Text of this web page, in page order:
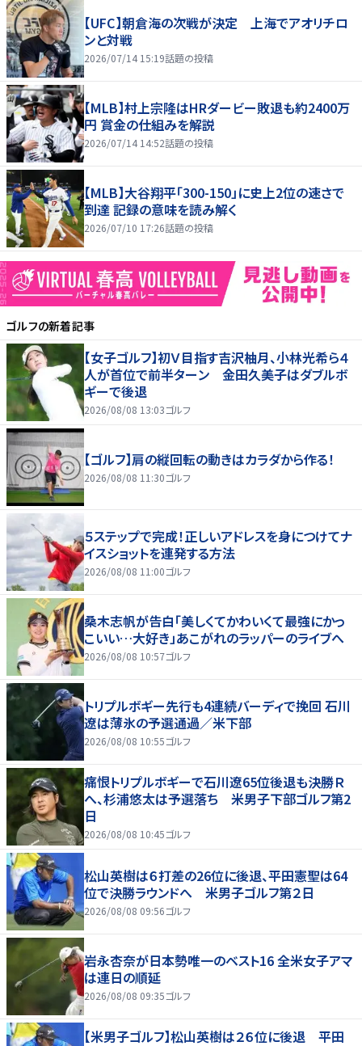
【UFC】朝倉海の次戦が決定 上海でアオリチロ
ンと対戦
2026/07/14 15:19話題の投稿
【MLB】村上宗隆はHRダービー敗退も約2400万
円 賞金の仕組みを解説
2026/07/14 14:52話題の投稿
【MLB】大谷翔平「300-150」に史上2位の速さで
到達 記録の意味を読み解く
2026/07/10 17:26話題の投稿
ゴルフの新着記事
【女子ゴルフ】初Ｖ目指す吉沢柚月、小林光希ら４
人が首位で前半ターン 金田久美子はダブルボ
ギーで後退
2026/08/08 13:03ゴルフ
【ゴルフ】肩の縦回転の動きはカラダから作る！
2026/08/08 11:30ゴルフ
５ステップで完成！正しいアドレスを身につけてナ
イスショットを連発する方法
2026/08/08 11:00ゴルフ
桑木志帆が告白「美しくてかわいくて最強にかっ
こいい…大好き」あこがれのラッパーのライブへ
2026/08/08 10:57ゴルフ
トリプルボギー先行も4連続バーディで挽回 石川
遼は薄氷の予選通過／米下部
2026/08/08 10:55ゴルフ
痛恨トリプルボギーで石川遼65位後退も決勝Ｒ
へ、杉浦悠太は予選落ち 米男子下部ゴルフ第2
日
2026/08/08 10:45ゴルフ
松山英樹は６打差の26位に後退、平田憲聖は64
位で決勝ラウンドへ 米男子ゴルフ第２日
2026/08/08 09:56ゴルフ
岩永杏奈が日本勢唯一のベスト16 全米女子アマ
は連日の順延
2026/08/08 09:35ゴルフ
【米男子ゴルフ】松山英樹は２６位に後退 平田